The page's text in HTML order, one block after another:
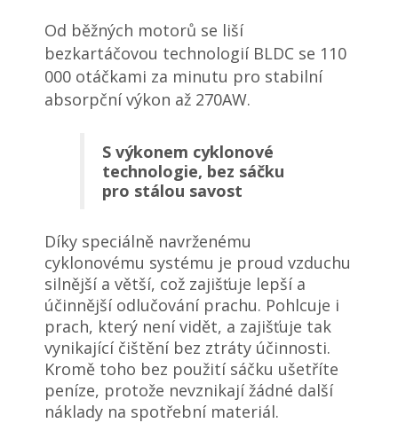
Od běžných motorů se liší
bezkartáčovou technologií BLDC se 110
000 otáčkami za minutu pro stabilní
absorpční výkon až 270AW.
S výkonem cyklonové
technologie, bez sáčku
pro stálou savost
Díky speciálně navrženému
cyklonovému systému je proud vzduchu
silnější a větší, což zajišťuje lepší a
účinnější odlučování prachu. Pohlcuje i
prach, který není vidět, a zajišťuje tak
vynikající čištění bez ztráty účinnosti.
Kromě toho bez použití sáčku ušetříte
peníze, protože nevznikají žádné další
náklady na spotřební materiál.